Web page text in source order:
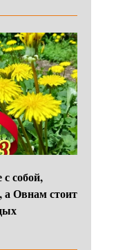
собой,
а Овнам стоит